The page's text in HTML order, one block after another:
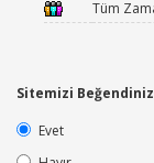
Tüm
Sitemizi
Evet